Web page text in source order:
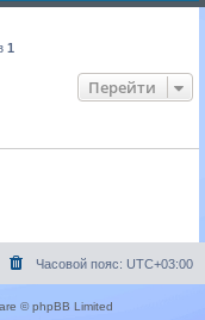
1
Перейти
Часовой пояс: UTC+03:00
© phpBB Limited